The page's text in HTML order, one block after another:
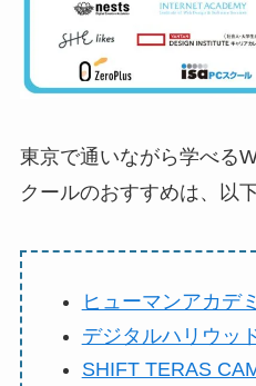
東京で通いながら学べる
クールのおすすめは、以
ヒューマンアカデ
デジタルハリウッ
SHIFT TERAS